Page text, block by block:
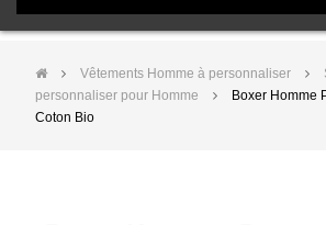
Vêtements Homme à personnaliser
personnaliser pour Homme
Boxer Homme
Coton Bio